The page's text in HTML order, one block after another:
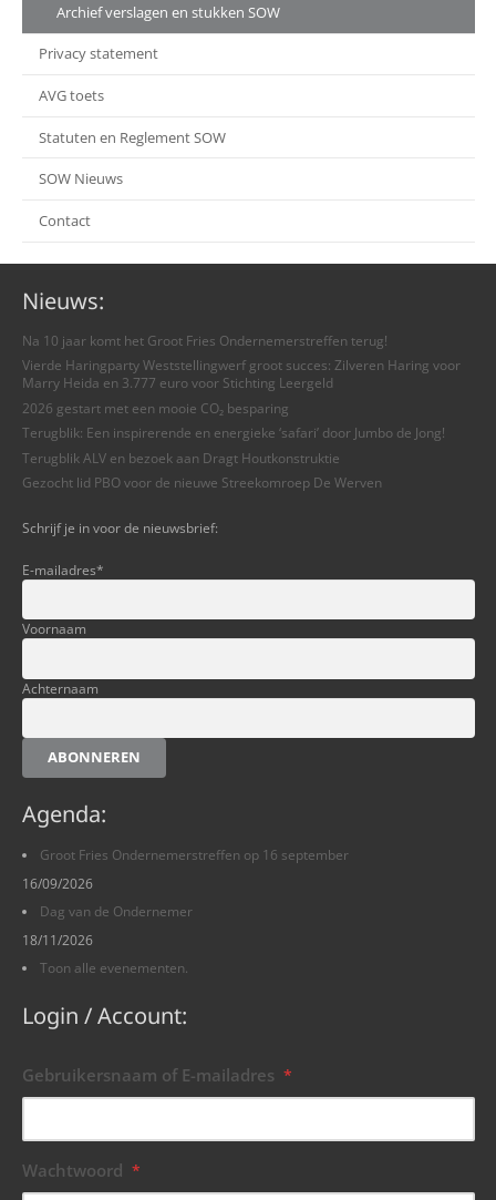
Archief verslagen en stukken SOW
Privacy statement
AVG toets
Statuten en Reglement SOW
SOW Nieuws
Contact
Nieuws:
Na 10 jaar komt het Groot Fries Ondernemerstreffen terug!
Vierde Haringparty Weststellingwerf groot succes: Zilveren Haring voor
Marry Heida en 3.777 euro voor Stichting Leergeld
2026 gestart met een mooie CO₂ besparing
Terugblik: Een inspirerende en energieke ‘safari’ door Jumbo de Jong!
Terugblik ALV en bezoek aan Dragt Houtkonstruktie
Gezocht lid PBO voor de nieuwe Streekomroep De Werven
Schrijf je in voor de nieuwsbrief:
E-mailadres*
Voornaam
Achternaam
ABONNEREN
Agenda:
Groot Fries Ondernemerstreffen op 16 september
16/09/2026
Dag van de Ondernemer
18/11/2026
Toon alle evenementen.
Login / Account:
Gebruikersnaam of E-mailadres *
Wachtwoord *